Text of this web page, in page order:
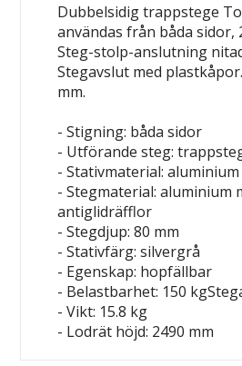
Dubbelsidig trappstege
användas från båda sidor,
Steg-stolp-anslutning
Stegavslut med
mm.
- Stigning: båda sidor
- Utförande steg:
- Stativmaterial: aluminium
- Stegmaterial: aluminium
antiglidräfflor
- Stegdjup: 80 mm
- Stativfärg: silvergrå
- Egenskap: hopfällbar
- Belastbarhet: 150
- Vikt: 15.8 kg
- Lodrät höjd: 2490 mm